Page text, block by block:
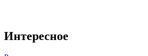
Интересное